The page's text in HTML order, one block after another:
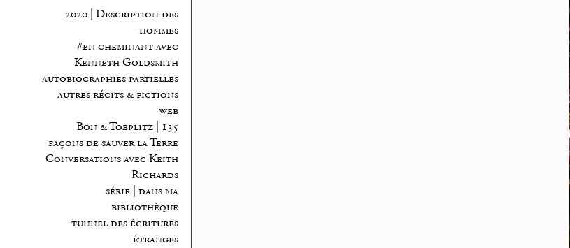
2020 | Description des
hommes
#en cheminant avec
Kenneth Goldsmith
autobiographies partielles
autres récits & fictions
web
Bon & Toeplitz | 135
façons de sauver la Terre
Conversations avec Keith
Richards
série | dans ma
bibliothèque
tunnel des écritures
étranges